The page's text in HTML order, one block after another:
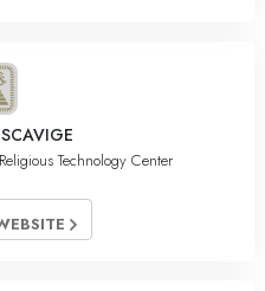
Technology Center